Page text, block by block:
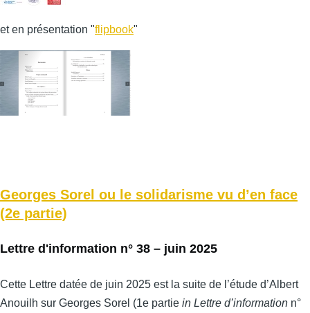
et en présentation "flipbook"
Georges Sorel ou le solidarisme vu d’en face
(2e partie)
Lettre d'information n° 38 – juin 2025
Cette Lettre datée de juin 2025 est la suite de l’étude d’Albert
Anouilh sur Georges Sorel (1e partie in Lettre d’information n°